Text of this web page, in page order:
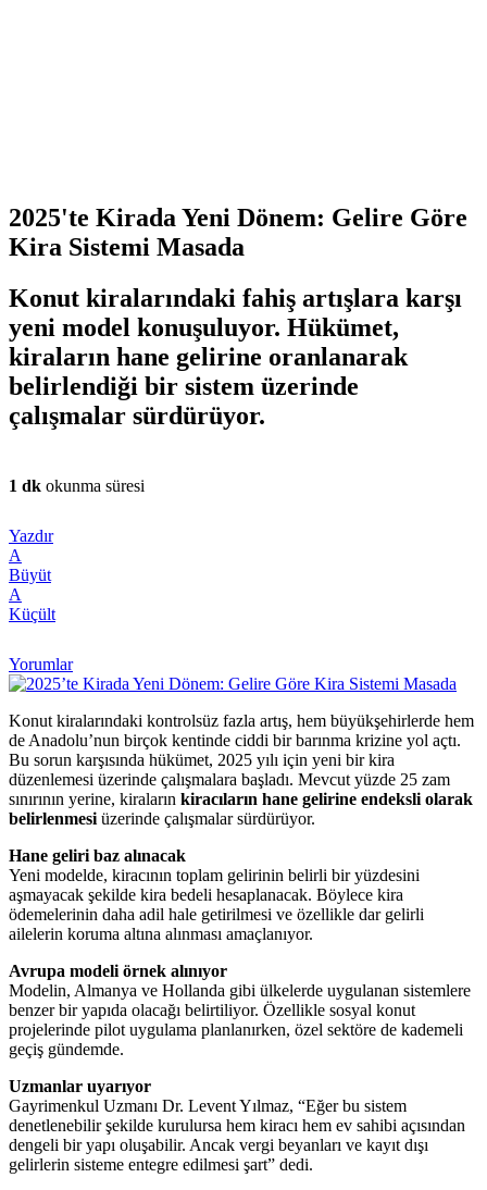
2025'te Kirada Yeni Dönem: Gelire Göre
Kira Sistemi Masada
Konut kiralarındaki fahiş artışlara karşı
yeni model konuşuluyor. Hükümet,
kiraların hane gelirine oranlanarak
belirlendiği bir sistem üzerinde
çalışmalar sürdürüyor.
1 dk okunma süresi
Yazdır
A
Büyüt
A
Küçült
Yorumlar
Konut kiralarındaki kontrolsüz fazla artış, hem büyükşehirlerde hem
de Anadolu’nun birçok kentinde ciddi bir barınma krizine yol açtı.
Bu sorun karşısında hükümet, 2025 yılı için yeni bir kira
düzenlemesi üzerinde çalışmalara başladı. Mevcut yüzde 25 zam
sınırının yerine, kiraların kiracıların hane gelirine endeksli olarak
belirlenmesi üzerinde çalışmalar sürdürüyor.
Hane geliri baz alınacak
Yeni modelde, kiracının toplam gelirinin belirli bir yüzdesini
aşmayacak şekilde kira bedeli hesaplanacak. Böylece kira
ödemelerinin daha adil hale getirilmesi ve özellikle dar gelirli
ailelerin koruma altına alınması amaçlanıyor.
Avrupa modeli örnek alınıyor
Modelin, Almanya ve Hollanda gibi ülkelerde uygulanan sistemlere
benzer bir yapıda olacağı belirtiliyor. Özellikle sosyal konut
projelerinde pilot uygulama planlanırken, özel sektöre de kademeli
geçiş gündemde.
Uzmanlar uyarıyor
Gayrimenkul Uzmanı Dr. Levent Yılmaz, “Eğer bu sistem
denetlenebilir şekilde kurulursa hem kiracı hem ev sahibi açısından
dengeli bir yapı oluşabilir. Ancak vergi beyanları ve kayıt dışı
gelirlerin sisteme entegre edilmesi şart” dedi.